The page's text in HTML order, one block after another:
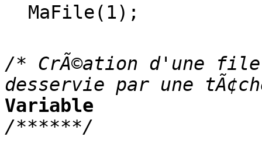
MaFile(1);
/* CrÃ©ation d'une
desservie par une
Variable
/******/